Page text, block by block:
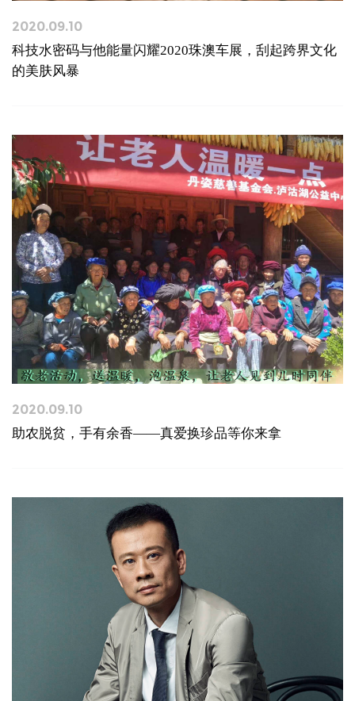
2020.09.10
科技水密码与他能量闪耀2020珠澳车展，刮起跨界文化
的美肤风暴
2020.09.10
助农脱贫，手有余香——真爱换珍品等你来拿